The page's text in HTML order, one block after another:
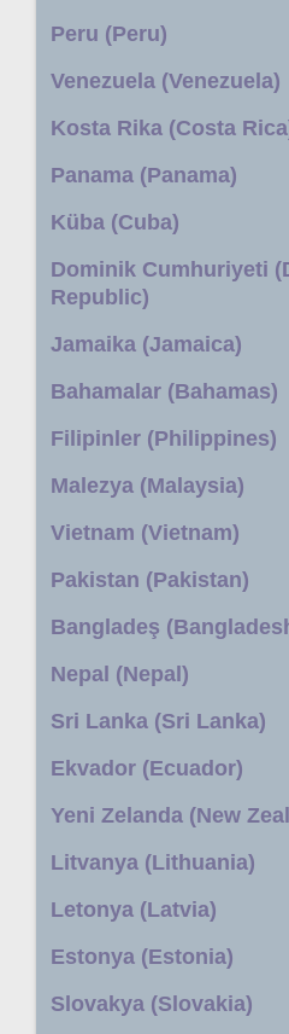
Peru (Peru)
Venezuela (Venezuela)
Kosta Rika (Costa
Panama (Panama)
Küba (Cuba)
Dominik Cumhuriyeti
Republic)
Jamaika (Jamaica)
Bahamalar (Bahamas)
Filipinler (Philippines)
Malezya (Malaysia)
Vietnam (Vietnam)
Pakistan (Pakistan)
Bangladeş
Nepal (Nepal)
Sri Lanka (Sri Lanka)
Ekvador (Ecuador)
Yeni Zelanda (New
Litvanya (Lithuania)
Letonya (Latvia)
Estonya (Estonia)
Slovakya (Slovakia)